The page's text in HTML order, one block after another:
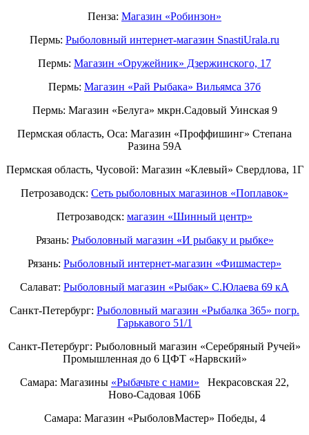
Пенза: Магазин «Робинзон»
Пермь: Рыболовный интернет-магазин SnastiUrala.ru
Пермь: Магазин «Оружейник» Дзержинского, 17
Пермь: Магазин «Рай Рыбака» Вильямса 37б
Пермь: Магазин «Белуга» мкрн.Садовый Уинская 9
Пермская область, Оса: Магазин «Проффишинг» Степана
Разина 59А
Пермская область, Чусовой: Магазин «Клевый» Свердлова, 1Г
Петрозаводск: Сеть рыболовных магазинов «Поплавок»
Петрозаводск: магазин «Шинный центр»
Рязань: Рыболовный магазин «И рыбаку и рыбке»
Рязань: Рыболовный интернет-магазин «Фишмастер»
Салават: Рыболовный магазин «Рыбак» С.Юлаева 69 кА
Санкт-Петербург: Рыболовный магазин «Рыбалка 365» погр.
Гарькавого 51/1
Санкт-Петербург: Рыболовный магазин «Серебряный Ручей»
Промышленная до 6 ЦФТ «Нарвский»
Самара: Магазины «Рыбачьте с нами» Некрасовская 22,
Ново-Садовая 106Б
Самара: Магазин «РыболовМастер» Победы, 4